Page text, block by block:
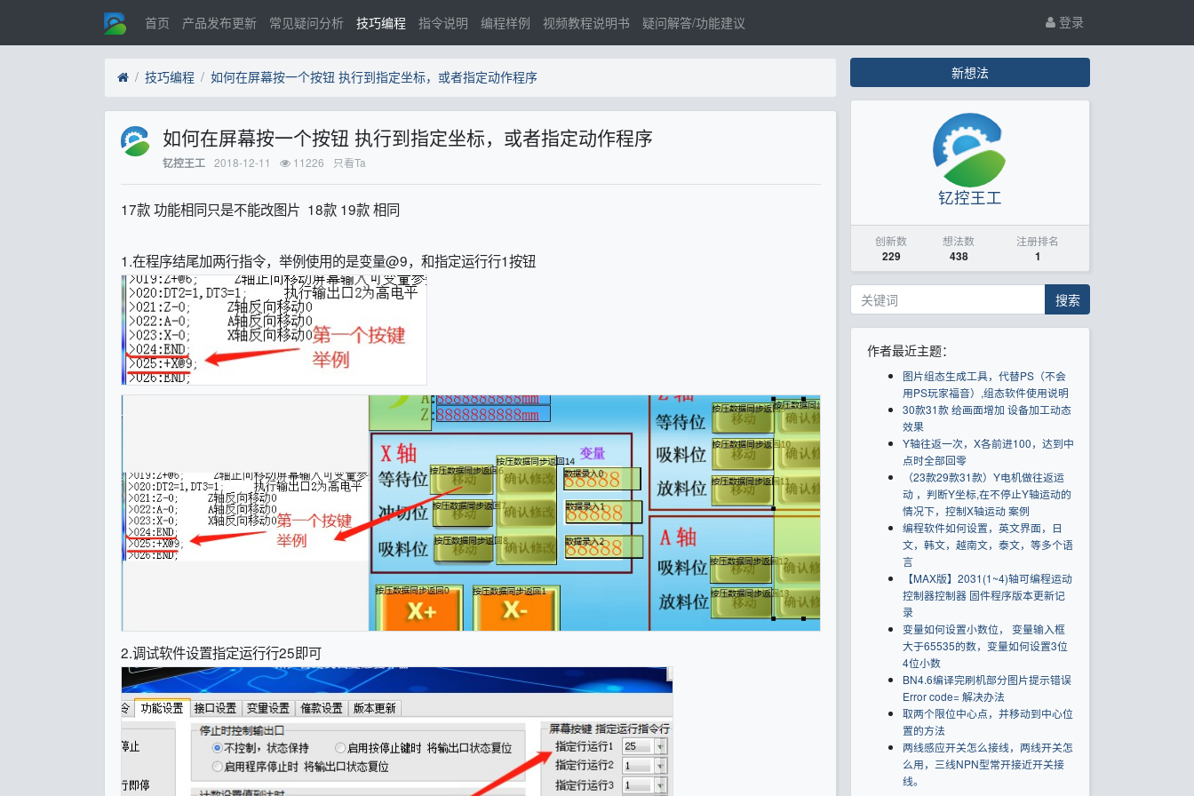
首页 产品发布更新 常见疑问分析 技巧编程 指令说明 编程样例 视频教程说明书 疑问解答/功能建议 登录
技巧编程 如何在屏幕按一个按钮 执行到指定坐标，或者指定动作程序
如何在屏幕按一个按钮 执行到指定坐标，或者指定动作程序
钇控王工 2018-12-11 11226 只看Ta
17款 功能相同只是不能改图片 18款 19款 相同
1.在程序结尾加两行指令，举例使用的是变量@9，和指定运行行1按钮
2.调试软件设置指定运行行25即可
新想法
钇控王工
创新数
229
想法数
438
注册排名
1
搜索
作者最近主题：
图片组态生成工具，代替PS（不会
用PS玩家福音）,组态软件使用说明
30款31款 给画面增加 设备加工动态
效果
Y轴往返一次，X各前进100，达到中
点时全部回零
（23款29款31款）Y电机做往返运
动 ，判断Y坐标,在不停止Y轴运动的
情况下，控制X轴运动 案例
编程软件如何设置，英文界面，日
文，韩文，越南文，泰文，等多个语
言
【MAX版】2031(1~4)轴可编程运动
控制器控制器 固件程序版本更新记
录
变量如何设置小数位， 变量输入框
大于65535的数，变量如何设置3位
4位小数
BN4.6编译完刷机部分图片提示错误
Error code= 解决办法
取两个限位中心点，并移动到中心位
置的方法
两线感应开关怎么接线，两线开关怎
么用，三线NPN型常开接近开关接
线。